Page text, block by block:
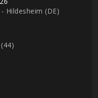
Hildesheim (DE)